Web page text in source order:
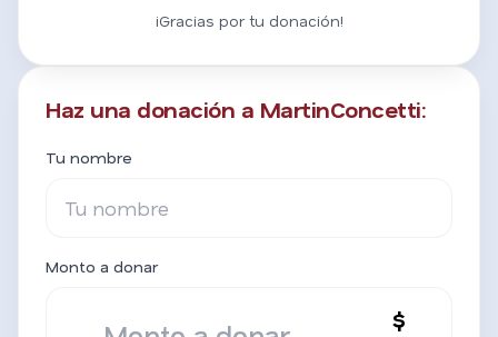
¡Gracias por tu donación!
Haz una donación a MartinConcetti:
Tu nombre
Monto a donar
$